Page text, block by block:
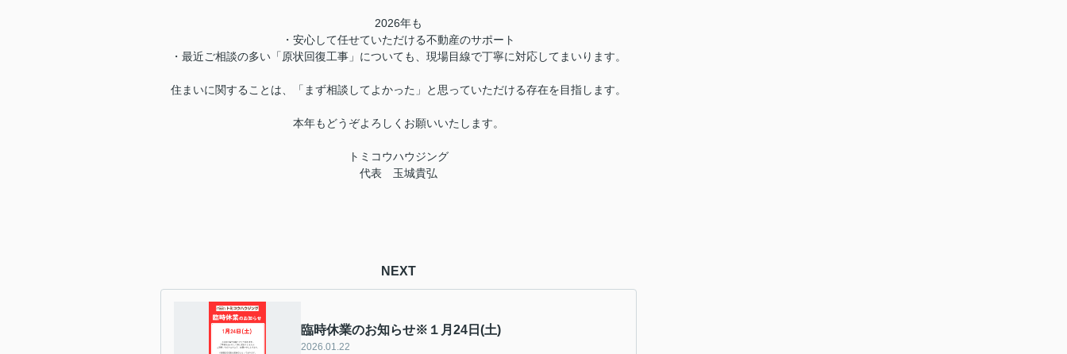
2026年も
・安心して任せていただける不動産のサポート
・最近ご相談の多い「原状回復工事」についても、現場目線で丁寧に対応してまいります。
住まいに関することは、 「まず相談してよかった」と思っていただける存在を目指します。
本年もどうぞよろしくお願いいたします。
トミコウハウジング
代表 玉城貴弘
NEXT
臨時休業のお知らせ※１月24日(土)
2026.01.22